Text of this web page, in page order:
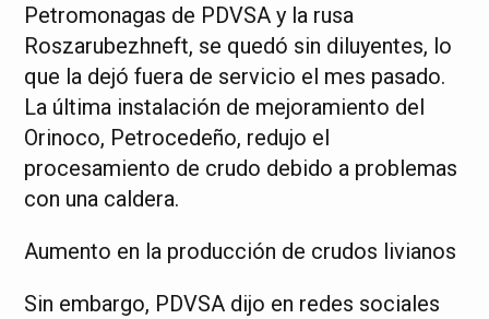
Petromonagas de PDVSA y la rusa
Roszarubezhneft, se quedó sin diluyentes, lo
que la dejó fuera de servicio el mes pasado.
La última instalación de mejoramiento del
Orinoco, Petrocedeño, redujo el
procesamiento de crudo debido a problemas
con una caldera.
Aumento en la producción de crudos livianos
Sin embargo, PDVSA dijo en redes sociales